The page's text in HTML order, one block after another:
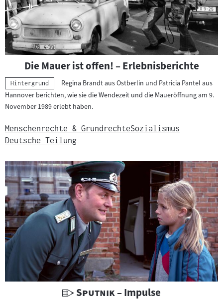
Die Mauer ist offen! – Erlebnisberichte
Kategorie:
Hintergrund
Regina Brandt aus Ostberlin und Patricia Pantel aus
Hannover berichten, wie sie die Wendezeit und die Maueröffnung am 9.
November 1989 erlebt haben.
Menschenrechte & GrundrechteSozialismus
Deutsche Teilung
U
"
Sputnik"– Impulse